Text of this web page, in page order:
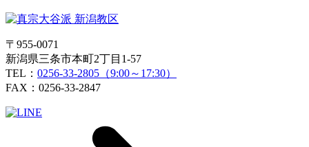
〒955-0071
新潟県三条市本町2丁目1-57
TEL： 0256-33-2805（9:00～17:30）
FAX：0256-33-2847